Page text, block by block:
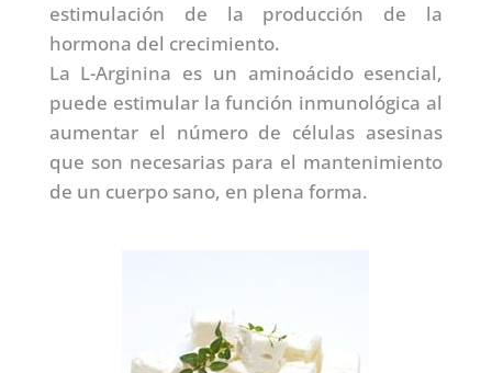
estimulación de la producción de la
hormona del crecimiento.
La L-Arginina es un aminoácido esencial,
puede estimular la función inmunológica al
aumentar el número de células asesinas
que son necesarias para el mantenimiento
de un cuerpo sano, en plena forma.